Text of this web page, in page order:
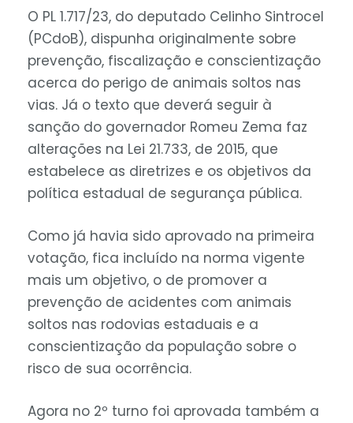
O PL 1.717/23, do deputado Celinho Sintrocel
(PCdoB), dispunha originalmente sobre
prevenção, fiscalização e conscientização
acerca do perigo de animais soltos nas
vias. Já o texto que deverá seguir à
sanção do governador Romeu Zema faz
alterações na Lei 21.733, de 2015, que
estabelece as diretrizes e os objetivos da
política estadual de segurança pública.
Como já havia sido aprovado na primeira
votação, fica incluído na norma vigente
mais um objetivo, o de promover a
prevenção de acidentes com animais
soltos nas rodovias estaduais e a
conscientização da população sobre o
risco de sua ocorrência.
Agora no 2º turno foi aprovada também a